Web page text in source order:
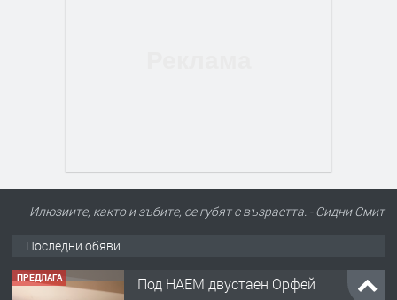
Илюзиите, както и зъбите, се губят с възрастта. - Сидни Смит
Последни обяви
ПРЕДЛАГА Под НАЕМ двустаен Орфей